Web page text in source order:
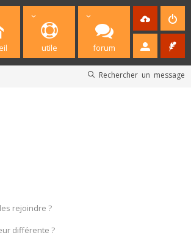
utile forum
Rechercher un message
rejoindre ?
différente ?